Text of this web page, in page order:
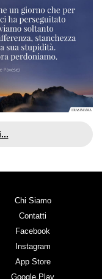
Chi Siamo
Contatti
Facebook
Instagram
App Store
Google Play